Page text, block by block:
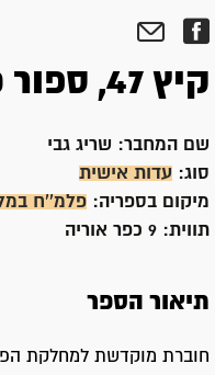
קיץ 47, ספור כפר אוריה
שם המחבר: שריג גבי
סוג: עדות אישית
מיקום בספריה: פלמ''ח
תווית: 9 כפר אוריה
תיאור הספר
חוברת מוקדשת למחלקת